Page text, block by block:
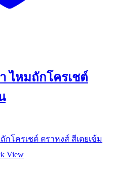
ไหมถักโครเชต์
View